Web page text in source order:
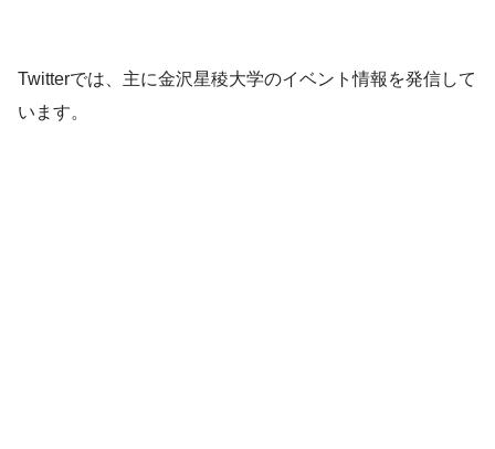
Twitterでは、主に金沢星稜大学のイベント情報を発信して
います。